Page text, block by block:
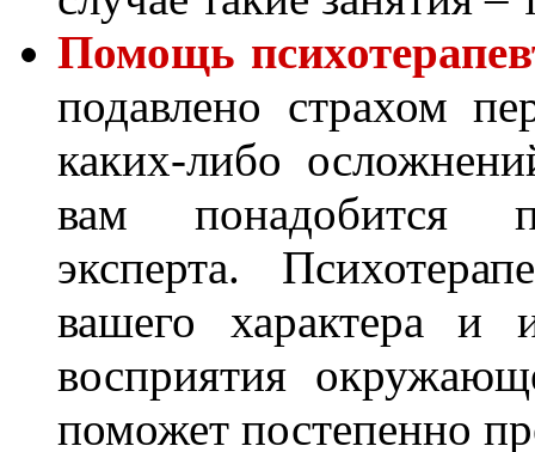
Помощь
подавлено страхом
каких-либо
вам понадобится
эксперта.
вашего характера и
восприятия
поможет постепенно